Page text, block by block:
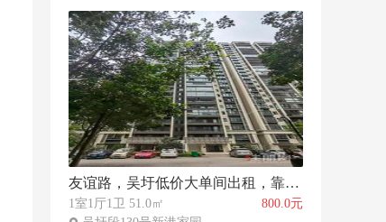
友谊路，吴圩低价大单间出租，靠近菜市商超生活超方便
1室1厅1卫 51.0㎡
800.0元